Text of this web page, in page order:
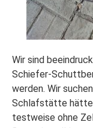
Wir sind
Schiefer-
werden. Wir
Schlafstätte hätte
testweise ohne